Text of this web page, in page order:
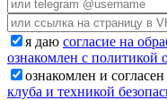
я даю согласие на
ознакомлен с политикой
ознакомлен и согласен
клуба и техникой